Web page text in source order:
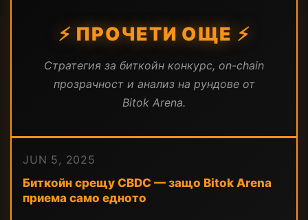
⚡ ПРОЧЕТИ ОЩЕ ⚡
Стратегия за биткойн конкурс, on-chain
прозрачност и анализ на рундове от
Bitok Arena.
JUN 5, 2025
Биткойн срещу CBDC — защо Bitok Arena
приема само едното